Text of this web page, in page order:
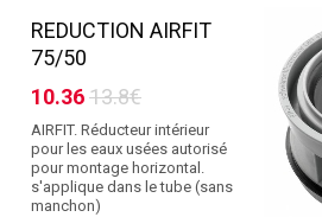
REDUCTION AIRFIT
75/50
10.3613.8€
AIRFIT. Réducteur intérieur
pour les eaux usées autorisé
pour montage horizontal.
s'applique dans le tube (sans
manchon)